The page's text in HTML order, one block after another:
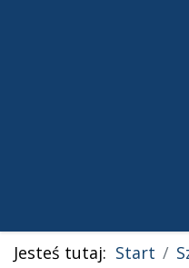
Jesteś tutaj: Start